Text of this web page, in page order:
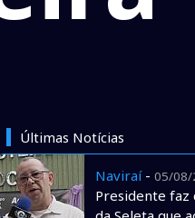
Últimas Notícias
Naviraí- 05/08/
Presidente faz